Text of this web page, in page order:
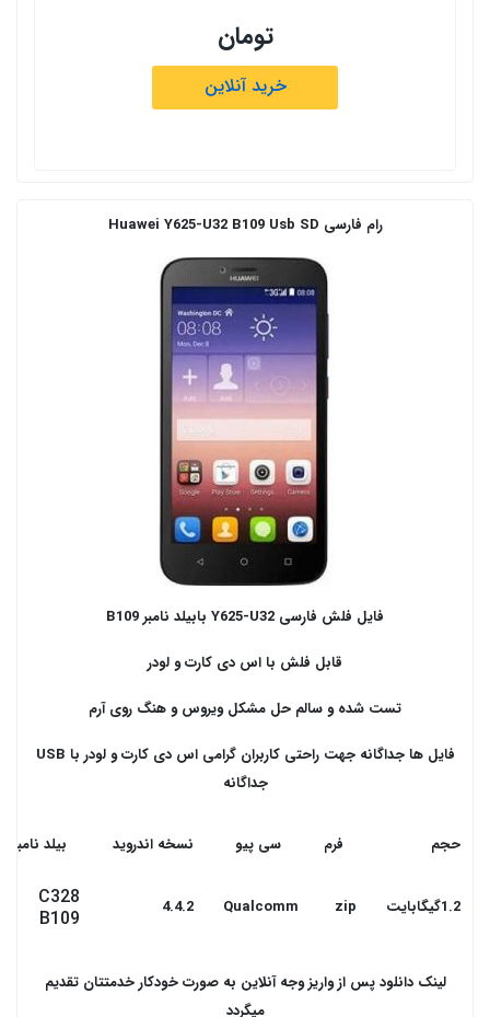
تومان
خرید آنلاین
رام فارسی Huawei Y625-U32 B109 Usb SD
فایل فلش فارسی Y625-U32 بابیلد نامبر
B109
قابل فلش با اس دی کارت و لودر
تست شده و سالم حل مشکل ویروس و هنگ روی آرم
فایل ها جداگانه جهت راحتی کاربران گرامی اس دی کارت و لودر با USB
جداگانه
حجم فرم سی پیو نسخه اندروید بیلد نامبر
1.2گیگابایت zip
Qualcomm
4.4.2
C328
B109
لینک دانلود پس از واریز وجه آنلاین به صورت خودکار خدمتتان تقدیم
میگردد